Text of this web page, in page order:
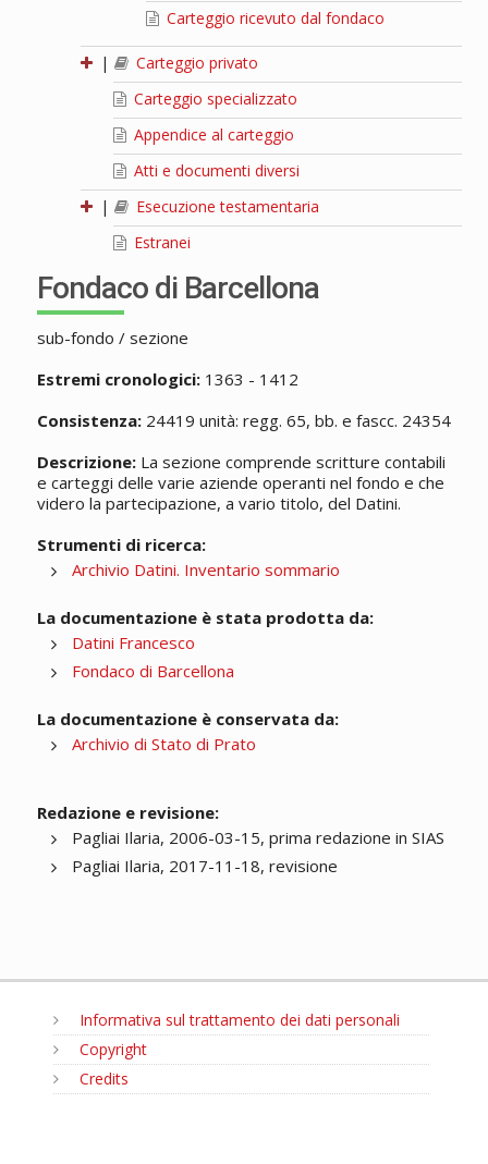
Carteggio ricevuto dal fondaco
|
Carteggio privato
Carteggio specializzato
Appendice al carteggio
Atti e documenti diversi
|
Esecuzione testamentaria
Estranei
Fondaco di Barcellona
sub-fondo / sezione
Estremi cronologici:1363 - 1412
Consistenza:24419 unità: regg. 65, bb. e fascc. 24354
Descrizione:La sezione comprende scritture contabili
e carteggi delle varie aziende operanti nel fondo e che
videro la partecipazione, a vario titolo, del Datini.
Strumenti di ricerca:
Archivio Datini. Inventario sommario
La documentazione è stata prodotta da:
Datini Francesco
Fondaco di Barcellona
La documentazione è conservata da:
Archivio di Stato di Prato
Redazione e revisione:
Pagliai Ilaria, 2006-03-15, prima redazione in SIAS
Pagliai Ilaria, 2017-11-18, revisione
Informativa sul trattamento dei dati personali
Copyright
Credits